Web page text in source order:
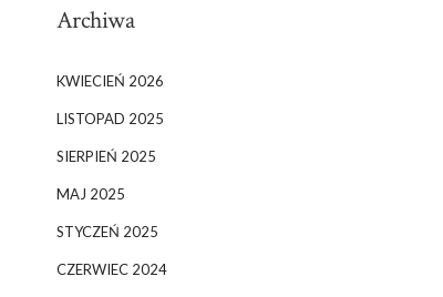
Archiwa
KWIECIEŃ 2026
LISTOPAD 2025
SIERPIEŃ 2025
MAJ 2025
STYCZEŃ 2025
CZERWIEC 2024